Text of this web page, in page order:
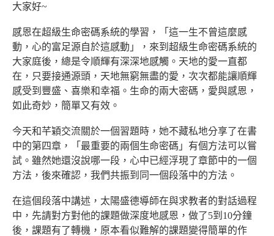
大家好~
感恩在超級生命密碼系統的學習，「這一生不曾這麼感
動，心的富足源自於這感動」，來到超級生命密碼系統的
大家庭後，總是令順輝有深深地感觸。天地的愛一直都
在，只要接通源頭，天地無窮無盡的愛，次次都能讓順輝
感受到豐盛、喜樂和幸福。生命的兩大密碼，愛與感恩，
如此奇妙，簡單又有效。
今天和芊穎交流關於一個習題時，她不藏私地分享了在書
中的第四章，「最重要的兩個生命密碼」有個方法可以嘗
試。雖然她還沒說哪一段，心中已經浮現了章節中的一個
方法，後來確認，我們共振到同一個段落中的方法。
在這個段落中講述，太陽盛德導師在與求教者的對話過程
中，先請對方對他的課題做深度地感恩，做了5到10分鐘
後，課題有了轉機，原本看似難解的課題變得簡單的作